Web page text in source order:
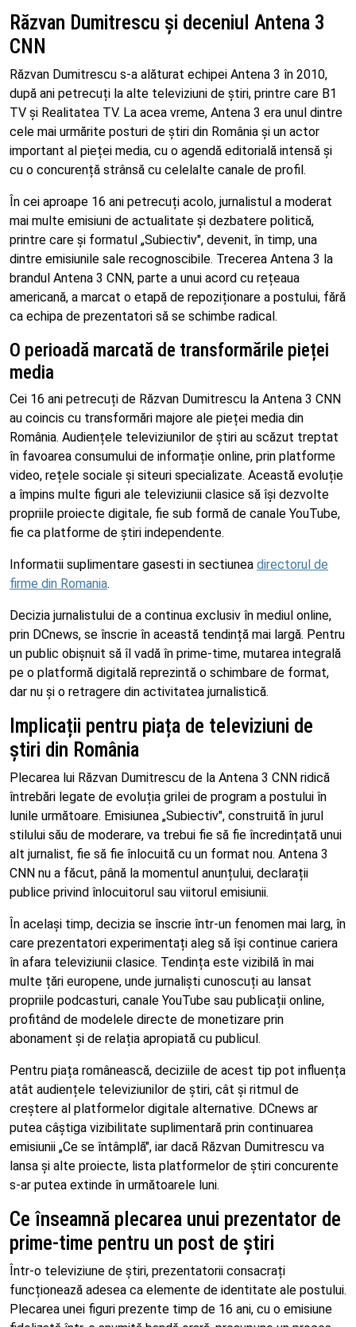
Răzvan Dumitrescu și deceniul Antena 3
CNN
Răzvan Dumitrescu s-a alăturat echipei Antena 3 în 2010,
după ani petrecuți la alte televiziuni de știri, printre care B1
TV și Realitatea TV. La acea vreme, Antena 3 era unul dintre
cele mai urmărite posturi de știri din România și un actor
important al pieței media, cu o agendă editorială intensă și
cu o concurență strânsă cu celelalte canale de profil.
În cei aproape 16 ani petrecuți acolo, jurnalistul a moderat
mai multe emisiuni de actualitate și dezbatere politică,
printre care și formatul „Subiectiv", devenit, în timp, una
dintre emisiunile sale recognoscibile. Trecerea Antena 3 la
brandul Antena 3 CNN, parte a unui acord cu rețeaua
americană, a marcat o etapă de repoziționare a postului, fără
ca echipa de prezentatori să se schimbe radical.
O perioadă marcată de transformările pieței
media
Cei 16 ani petrecuți de Răzvan Dumitrescu la Antena 3 CNN
au coincis cu transformări majore ale pieței media din
România. Audiențele televiziunilor de știri au scăzut treptat
în favoarea consumului de informație online, prin platforme
video, rețele sociale și siteuri specializate. Această evoluție
a împins multe figuri ale televiziunii clasice să își dezvolte
propriile proiecte digitale, fie sub formă de canale YouTube,
fie ca platforme de știri independente.
Informatii suplimentare gasesti in sectiunea directorul de
firme din Romania.
Decizia jurnalistului de a continua exclusiv în mediul online,
prin DCnews, se înscrie în această tendință mai largă. Pentru
un public obișnuit să îl vadă în prime-time, mutarea integrală
pe o platformă digitală reprezintă o schimbare de format,
dar nu și o retragere din activitatea jurnalistică.
Implicații pentru piața de televiziuni de
știri din România
Plecarea lui Răzvan Dumitrescu de la Antena 3 CNN ridică
întrebări legate de evoluția grilei de program a postului în
lunile următoare. Emisiunea „Subiectiv", construită în jurul
stilului său de moderare, va trebui fie să fie încredințată unui
alt jurnalist, fie să fie înlocuită cu un format nou. Antena 3
CNN nu a făcut, până la momentul anunțului, declarații
publice privind înlocuitorul sau viitorul emisiunii.
În același timp, decizia se înscrie într-un fenomen mai larg, în
care prezentatori experimentați aleg să își continue cariera
în afara televiziunii clasice. Tendința este vizibilă în mai
multe țări europene, unde jurnaliști cunoscuți au lansat
propriile podcasturi, canale YouTube sau publicații online,
profitând de modelele directe de monetizare prin
abonament și de relația apropiată cu publicul.
Pentru piața românească, deciziile de acest tip pot influența
atât audiențele televiziunilor de știri, cât și ritmul de
creștere al platformelor digitale alternative. DCnews ar
putea câștiga vizibilitate suplimentară prin continuarea
emisiunii „Ce se întâmplă", iar dacă Răzvan Dumitrescu va
lansa și alte proiecte, lista platformelor de știri concurente
s-ar putea extinde în următoarele luni.
Ce înseamnă plecarea unui prezentator de
prime-time pentru un post de știri
Într-o televiziune de știri, prezentatorii consacrați
funcționează adesea ca elemente de identitate ale postului.
Plecarea unei figuri prezente timp de 16 ani, cu o emisiune